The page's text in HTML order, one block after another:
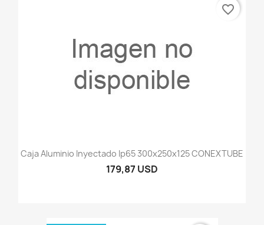
Caja Aluminio Inyectado Ip65 300x250x125 CONEXTUBE
179,87 USD
favorite_border